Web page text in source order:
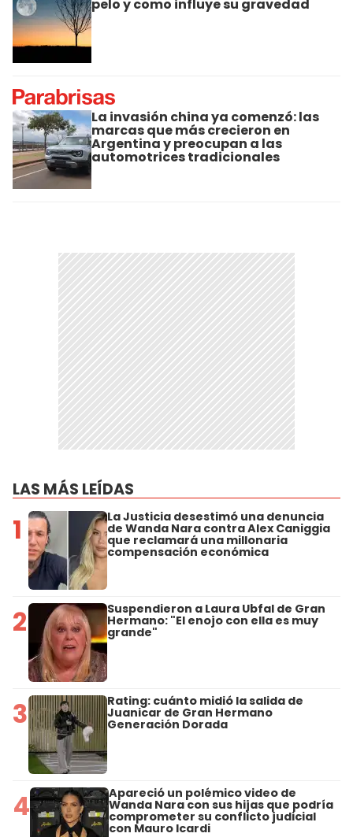
pelo y como influye su gravedad
La invasión china ya comenzó: las
marcas que más crecieron en
Argentina y preocupan a las
automotrices tradicionales
LAS MÁS LEÍDAS
1 La Justicia desestimó una denuncia
de Wanda Nara contra Alex Caniggia
que reclamará una millonaria
compensación económica
2 Suspendieron a Laura Ubfal de Gran
Hermano: "El enojo con ella es muy
grande"
3 Rating: cuánto midió la salida de
Juanicar de Gran Hermano
Generación Dorada
4 Apareció un polémico video de
Wanda Nara con sus hijas que podría
comprometer su conflicto judicial
con Mauro Icardi